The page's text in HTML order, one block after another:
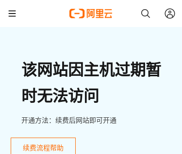
该网站因主机过期暂
时无法访问
开通方法：续费后网站即可开通
续费流程帮助